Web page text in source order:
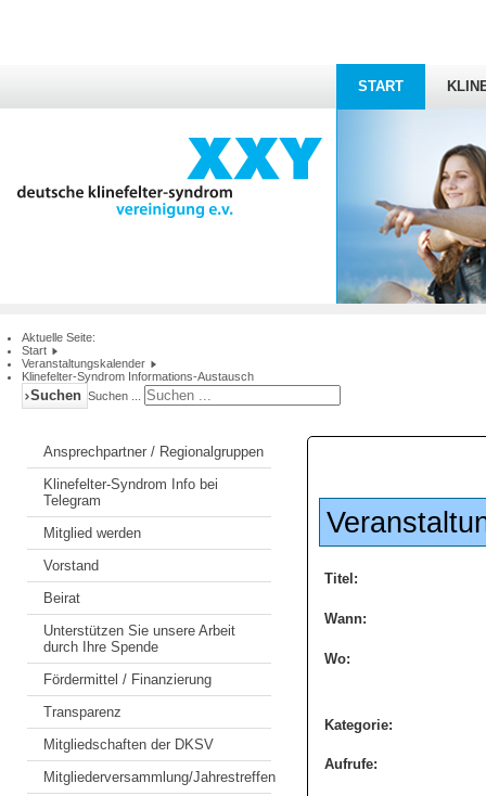
START
Aktuelle Seite:
Start
Veranstaltungskalender
Klinefelter-Syndrom Informations-Austausch
Suchen Suchen ...
Ansprechpartner / Regionalgruppen
Klinefelter-Syndrom Info bei
Telegram
Mitglied werden
Vorstand
Beirat
Unterstützen Sie unsere Arbeit
durch Ihre Spende
Fördermittel / Finanzierung
Transparenz
Mitgliedschaften der DKSV
Mitgliederversammlung/Jahrestreffen
Titel:
Wann:
Wo:
Kategorie:
Aufrufe: